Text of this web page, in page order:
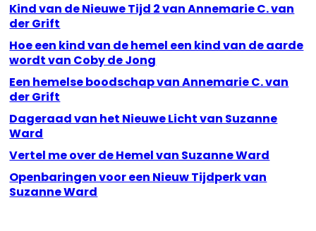
Kind van de Nieuwe Tijd 2 van Annemarie C. van
der Grift
Hoe een kind van de hemel een kind van de aarde
wordt van Coby de Jong
Een hemelse boodschap van Annemarie C. van
der Grift
Dageraad van het Nieuwe Licht van Suzanne
Ward
Vertel me over de Hemel van Suzanne Ward
Openbaringen voor een Nieuw Tijdperk van
Suzanne Ward